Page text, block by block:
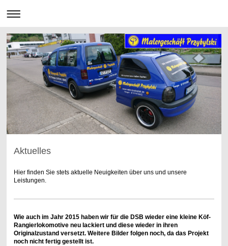
Aktuelles
Hier finden Sie stets aktuelle Neuigkeiten über uns und unsere
Leistungen.
Wie auch im Jahr 2015 haben wir für die DSB wieder eine kleine Köf-
Rangierlokomotive neu lackiert und diese wieder in ihren
Originalzustand versetzt. Weitere Bilder folgen noch, da das Projekt
noch nicht fertig gestellt ist.